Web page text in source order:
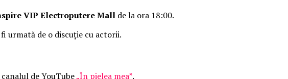
VIP Electroputere Mall de la ora 18:00.
urmată de o discuție cu actorii.
de YouTube„În pielea mea”.